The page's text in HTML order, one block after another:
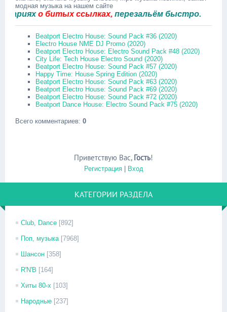
модная музыка на нашем сайте
о битых ссылках,перезальём быстро.
Beatport Electro House: Sound Pack #36 (2020)
Electro House NME DJ Promo (2020)
Beatport Electro House: Electro Sound Pack #48 (2020)
City Life: Tech House Electro Sound (2020)
Beatport Electro House: Sound Pack #57 (2020)
Happy Time: House Spring Edition (2020)
Beatport Electro House: Sound Pack #63 (2020)
Beatport Electro House: Sound Pack #69 (2020)
Beatport Electro House: Sound Pack #72 (2020)
Beatport Dance House: Electro Sound Pack #75 (2020)
Всего комментариев: 0
Приветствую Вас, Гость!
Регистрация| Вход
КАТЕГОРИИ РАЗДЕЛА
Club, Dance [892]
Поп, музыка [7968]
Шансон [358]
R'N'B [164]
Хиты 80-х [103]
Народные [237]